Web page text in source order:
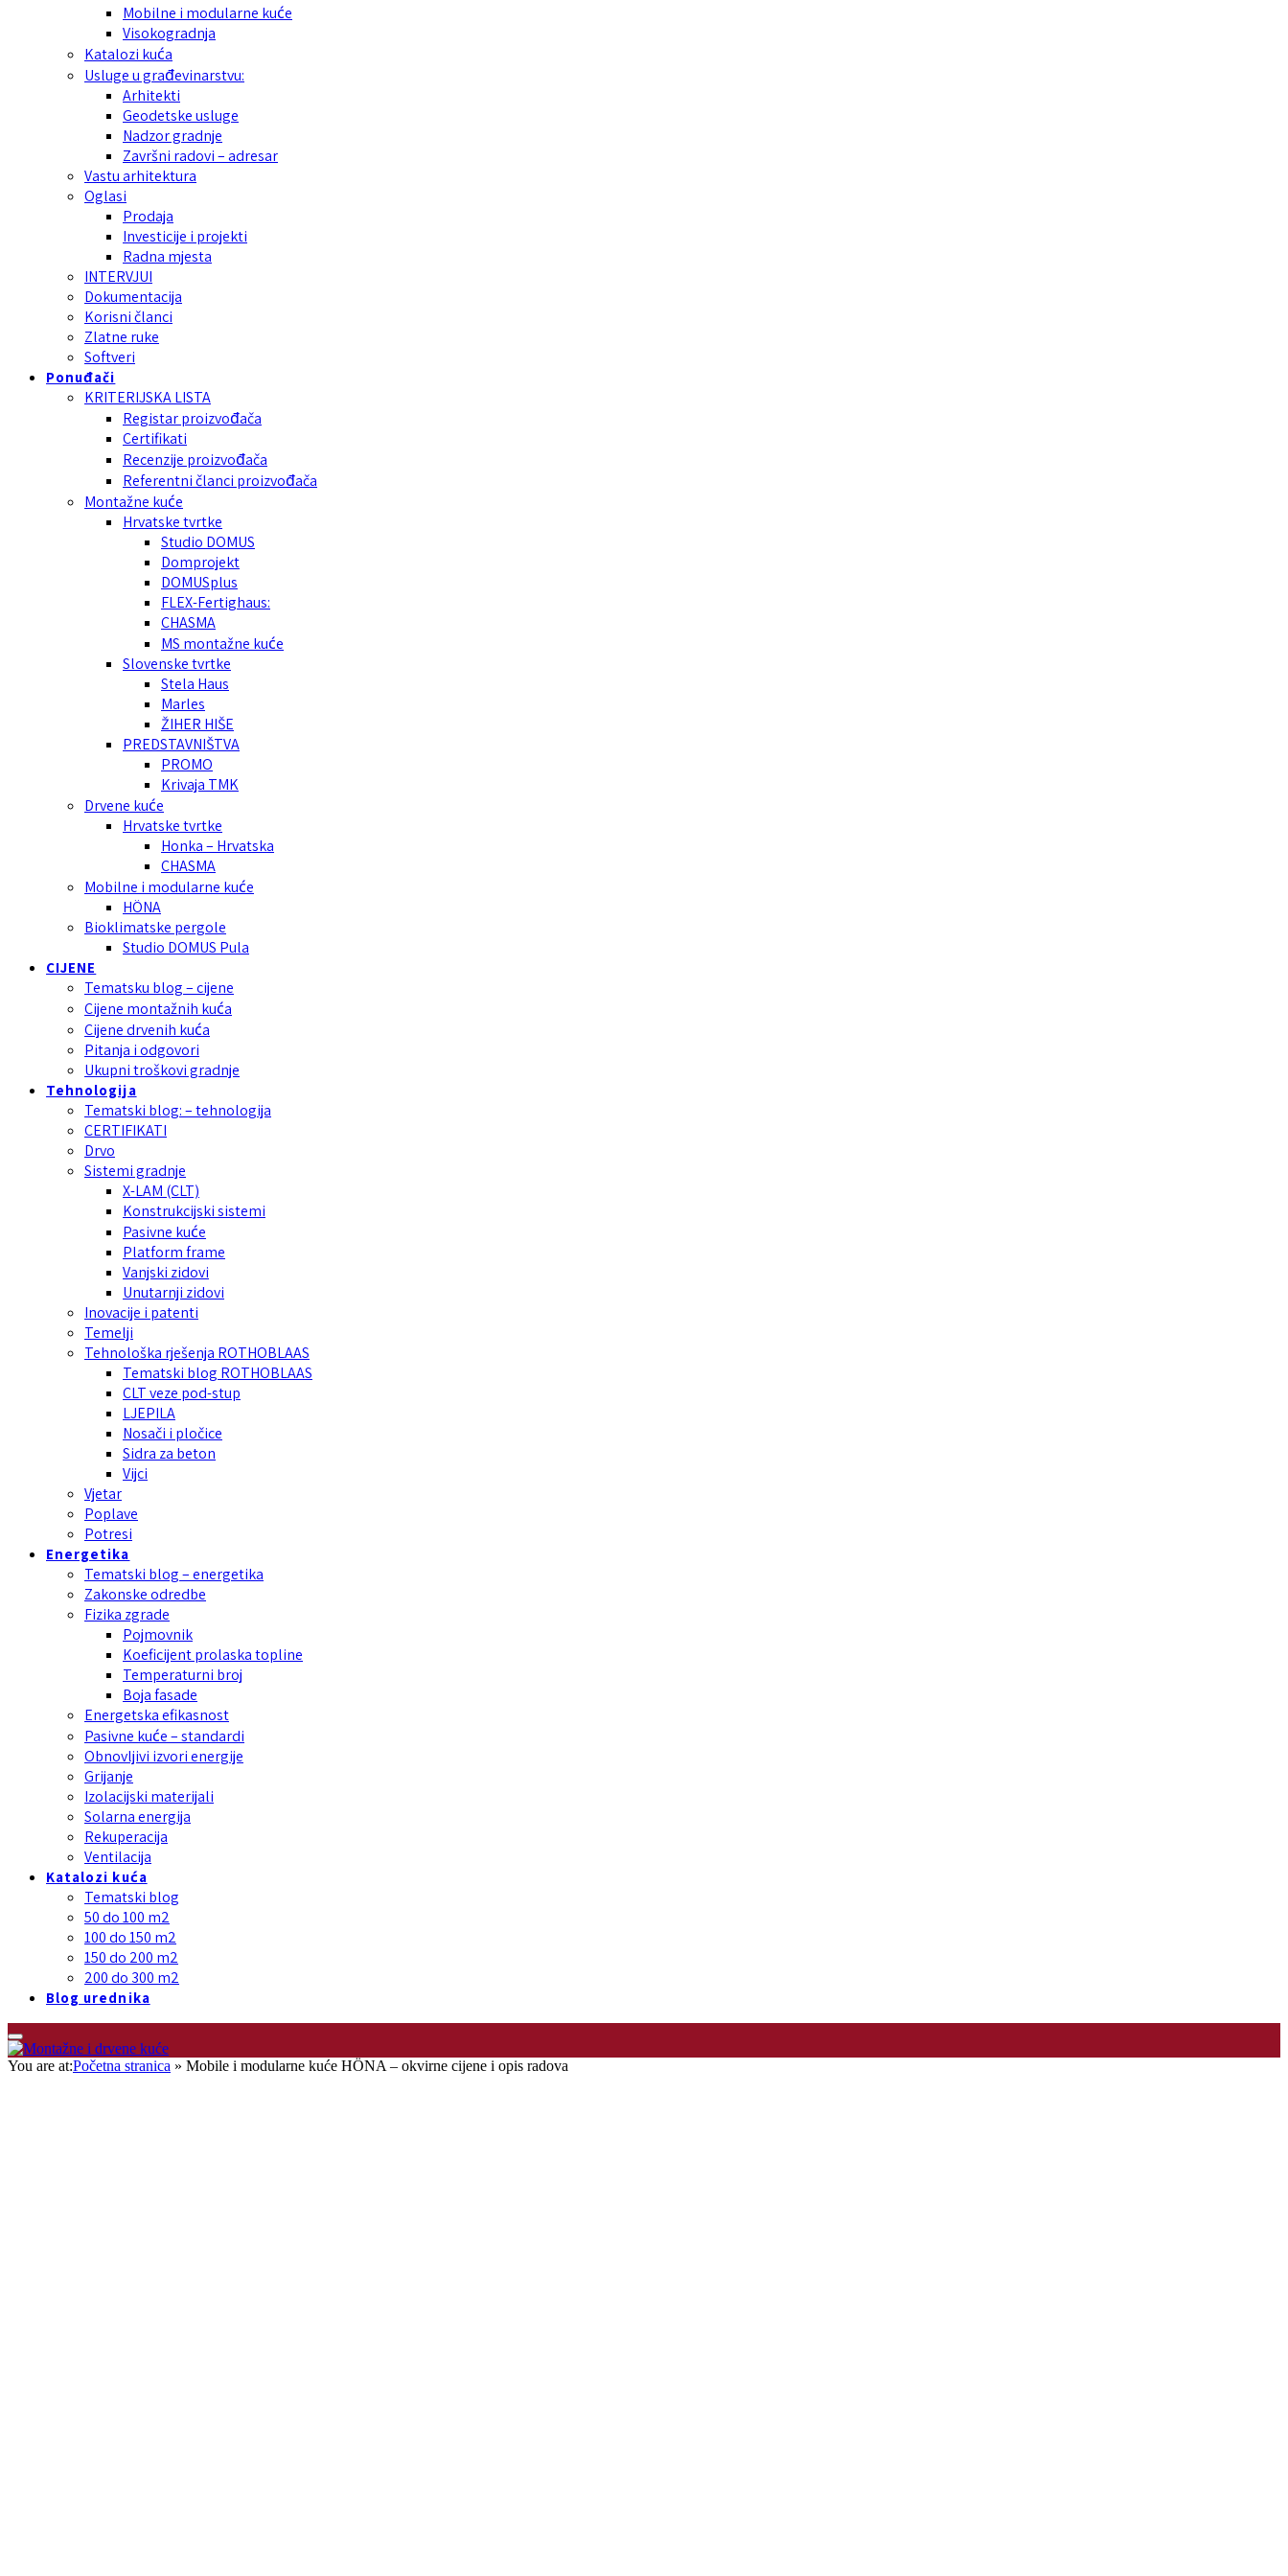
Mobilne i modularne kuće
Visokogradnja
Katalozi kuća
Usluge u građevinarstvu:
Arhitekti
Geodetske usluge
Nadzor gradnje
Završni radovi – adresar
Vastu arhitektura
Oglasi
Prodaja
Investicije i projekti
Radna mjesta
INTERVJUI
Dokumentacija
Korisni članci
Zlatne ruke
Softveri
Ponuđači
KRITERIJSKA LISTA
Registar proizvođača
Certifikati
Recenzije proizvođača
Referentni članci proizvođača
Montažne kuće
Hrvatske tvrtke
Studio DOMUS
Domprojekt
DOMUSplus
FLEX-Fertighaus:
CHASMA
MS montažne kuće
Slovenske tvrtke
Stela Haus
Marles
ŽIHER HIŠE
PREDSTAVNIŠTVA
PROMO
Krivaja TMK
Drvene kuće
Hrvatske tvrtke
Honka – Hrvatska
CHASMA
Mobilne i modularne kuće
HÖNA
Bioklimatske pergole
Studio DOMUS Pula
CIJENE
Tematsku blog – cijene
Cijene montažnih kuća
Cijene drvenih kuća
Pitanja i odgovori
Ukupni troškovi gradnje
Tehnologija
Tematski blog: – tehnologija
CERTIFIKATI
Drvo
Sistemi gradnje
X-LAM (CLT)
Konstrukcijski sistemi
Pasivne kuće
Platform frame
Vanjski zidovi
Unutarnji zidovi
Inovacije i patenti
Temelji
Tehnološka rješenja ROTHOBLAAS
Tematski blog ROTHOBLAAS
CLT veze pod-stup
LJEPILA
Nosači i pločice
Sidra za beton
Vijci
Vjetar
Poplave
Potresi
Energetika
Tematski blog – energetika
Zakonske odredbe
Fizika zgrade
Pojmovnik
Koeficijent prolaska topline
Temperaturni broj
Boja fasade
Energetska efikasnost
Pasivne kuće – standardi
Obnovljivi izvori energije
Grijanje
Izolacijski materijali
Solarna energija
Rekuperacija
Ventilacija
Katalozi kuća
Tematski blog
50 do 100 m2
100 do 150 m2
150 do 200 m2
200 do 300 m2
Blog urednika
You are at:Početna stranica » Mobile i modularne kuće HÖNA – okvirne cijene i opis radova